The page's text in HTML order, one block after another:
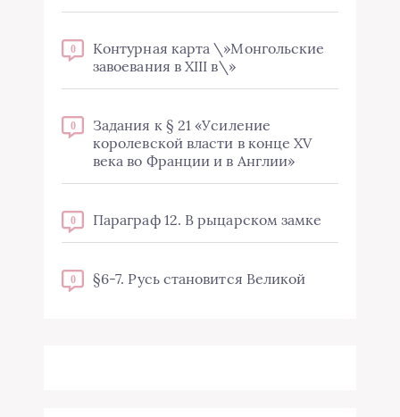
0
Контурная карта \»Монгольские
завоевания в XIII в\»
0
Задания к § 21 «Усиление
королевской власти в конце XV
века во Франции и в Англии»
0 Параграф 12. В рыцарском замке
0 §6-7. Русь становится Великой